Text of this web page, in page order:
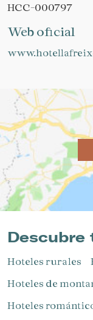
HCC-000797
Web oficial
Descubre
Hoteles rurales
Hoteles de
Hoteles